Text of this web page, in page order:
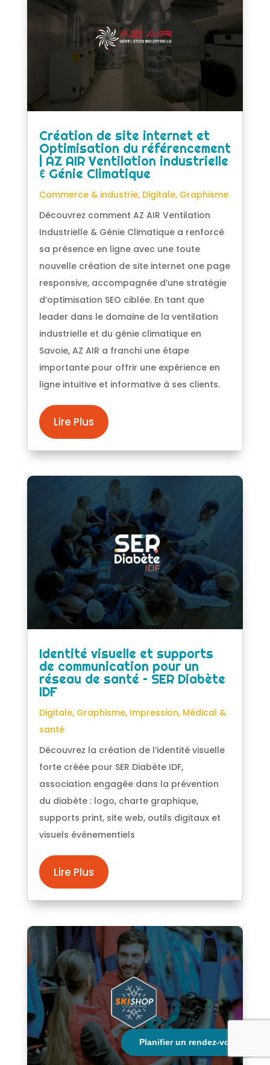
Planifier un rendez-vous
Création de site internet et
Optimisation du référencement
| AZ AIR Ventilation industrielle
& Génie Climatique
Commerce & industrie, Digitale, Graphisme
Découvrez comment AZ AIR Ventilation
Industrielle & Génie Climatique a renforcé
sa présence en ligne avec une toute
nouvelle création de site internet one page
responsive, accompagnée d’une stratégie
d’optimisation SEO ciblée. En tant que
leader dans le domaine de la ventilation
industrielle et du génie climatique en
Savoie, AZ AIR a franchi une étape
importante pour offrir une expérience en
ligne intuitive et informative à ses clients.
Lire Plus
Identité visuelle et supports
de communication pour un
réseau de santé – SER Diabète
IDF
Digitale, Graphisme, Impression, Médical &
santé
Découvrez la création de l’identité visuelle
forte créée pour SER Diabète IDF,
association engagée dans la prévention
du diabète : logo, charte graphique,
supports print, site web, outils digitaux et
visuels événementiels
Lire Plus